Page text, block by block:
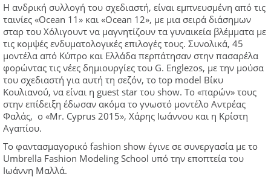
Η ανδρική συλλογή του σχεδιαστή, είναι εμπνευσμένη από τις
ταινίες «Ocean 11» και «Ocean 12», με μια σειρά διάσημων
σταρ του Χόλιγουντ να μαγνητίζουν τα γυναικεία βλέμματα με
τις κομψές ενδυματολογικές επιλογές τους. Συνολικά, 45
μοντέλα από Κύπρο και Ελλάδα περπάτησαν στην πασαρέλα
φορώντας τις νέες δημιουργίες του G. Englezos, με την μούσα
του σχεδιαστή για αυτή τη σεζόν, το top model Βίκυ
Κουλιανού, να είναι η guest star του show. Το «παρών» τους
στην επίδειξη έδωσαν ακόμα το γνωστό μοντέλο Αντρέας
Φαλάς, ο «Mr. Cyprus 2015», Χάρης Ιωάννου και η Κρίστη
Αγαπίου.
Τo φαντασμαγορικό fashion show έγινε σε συνεργασία με το
Umbrella Fashion Modeling School υπό την εποπτεία του
Ιωάννη Μαλλά.